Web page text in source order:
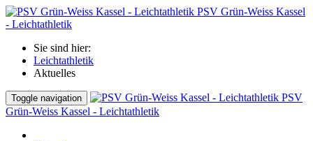
PSV Grün-Weiss Kassel
- Leichtathletik
Sie sind hier:
Leichtathletik
Aktuelles
Toggle navigation
PSV
Grün-Weiss Kassel - Leichtathletik